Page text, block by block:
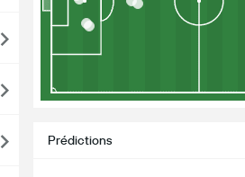
Prédictions